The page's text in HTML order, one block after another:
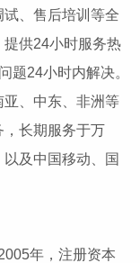
试、售后培训等全
供24小时服务热
题24小时内解决。
、中东、非洲等
长期服务于万
及中国移动、国
年，注册资本